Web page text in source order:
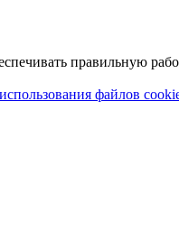
правильную
файлов